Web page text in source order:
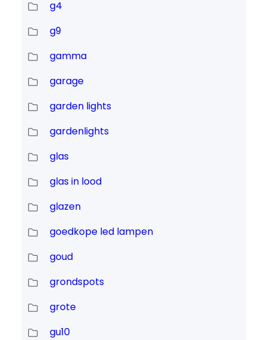
g4
g9
gamma
garage
garden lights
gardenlights
glas
glas in lood
glazen
goedkope led lampen
goud
grondspots
grote
gu10